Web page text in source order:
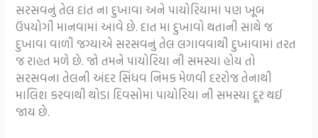
સરસવનું તેલ દાંત ના દુખાવા અને પાયોરિયામાં પણ ખૂબ
ઉપયોગી માનવામાં આવે છે. દાત મા દુખાવો થતાની સાથે જ
દુખાવા વાળી જગ્યાએ સરસવનું તેલ લગાવવાથી દુખાવામાં તરત
જ રાહત મળે છે. જો તમને પાયોરિયા ની સમસ્યા હોય તો
સરસવના તેલની અંદર સિંધવ નિમક મેળવી દરરોજ તેનાથી
માલિશ કરવાથી થોડા દિવસોમાં પાયોરિયા ની સમસ્યા દૂર થઈ
જાય છે.